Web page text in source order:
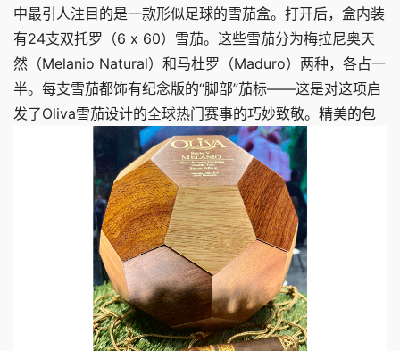
中最引人注目的是一款形似足球的雪茄盒。打开后，盒内装
有24支双托罗（6 x 60）雪茄。这些雪茄分为梅拉尼奥天
然（Melanio Natural）和马杜罗（Maduro）两种，各占一
半。每支雪茄都饰有纪念版的“脚部”茄标——这是对这项启
发了Oliva雪茄设计的全球热门赛事的巧妙致敬。 精美的包